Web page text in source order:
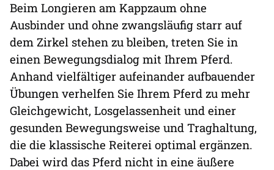
Beim Longieren am Kappzaum ohne
Ausbinder und ohne zwangsläufig starr auf
dem Zirkel stehen zu bleiben, treten Sie in
einen Bewegungsdialog mit Ihrem Pferd.
Anhand vielfältiger aufeinander aufbauender
Übungen verhelfen Sie Ihrem Pferd zu mehr
Gleichgewicht, Losgelassenheit und einer
gesunden Bewegungsweise und Traghaltung,
die die klassische Reiterei optimal ergänzen.
Dabei wird das Pferd nicht in eine äußere